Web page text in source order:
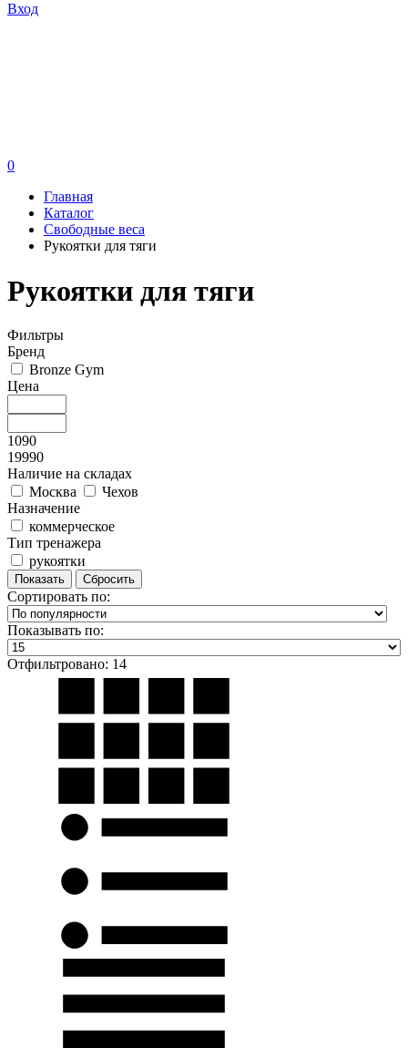
Вход
0
Главная
Каталог
Свободные веса
Рукоятки для тяги
Рукоятки для тяги
Фильтры
Бренд
Bronze Gym
Цена
1090
19990
Наличие на складах
Москва
Чехов
Назначение
коммерческое
Тип тренажера
рукоятки
Сортировать по:
Показывать по:
Отфильтровано: 14